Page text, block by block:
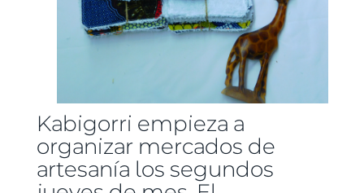
Kabigorri empieza a
organizar mercados de
artesanía los segundos